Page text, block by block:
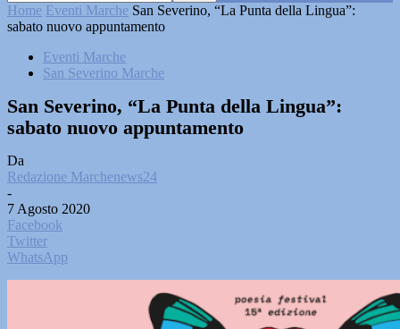
Home Eventi Marche San Severino, “La Punta della Lingua”:
sabato nuovo appuntamento
Eventi Marche
San Severino Marche
San Severino, “La Punta della Lingua”:
sabato nuovo appuntamento
Da
Redazione Marchenews24
-
7 Agosto 2020
Facebook
Twitter
WhatsApp